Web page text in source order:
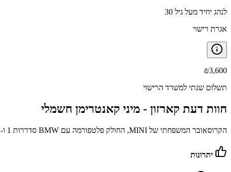
לנהג יחיד מעל גיל 30
אגרת רישוי
₪3,600
תשלום שנתי למשרד הרישוי
חוות דעת קארזון - מיני קאנטרימן חשמלי
הקרוסאובר המשפחתי של MINI, החולק פלטפורמה עם BMW סדררות 1 ו-2. הקאנטרימן הוא הגדול והשימושי ביותר, וממוקם מעל ההאצ’בק של קופר, ומיועד למי שרוצה את חוויית MINI בתצורה שתתאים למשפחה
יתרונות